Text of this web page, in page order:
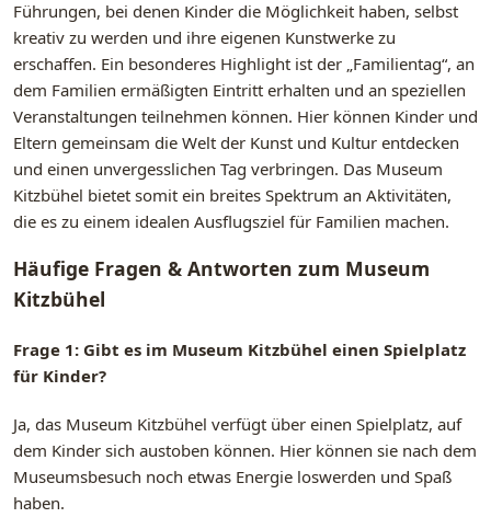
Führungen, bei denen Kinder die Möglichkeit haben, selbst
kreativ zu werden und ihre eigenen Kunstwerke zu
erschaffen. Ein besonderes Highlight ist der „Familientag“, an
dem Familien ermäßigten Eintritt erhalten und an speziellen
Veranstaltungen teilnehmen können. Hier können Kinder und
Eltern gemeinsam die Welt der Kunst und Kultur entdecken
und einen unvergesslichen Tag verbringen. Das Museum
Kitzbühel bietet somit ein breites Spektrum an Aktivitäten,
die es zu einem idealen Ausflugsziel für Familien machen.
Häufige Fragen & Antworten zum Museum
Kitzbühel
Frage 1: Gibt es im Museum Kitzbühel einen Spielplatz
für Kinder?
Ja, das Museum Kitzbühel verfügt über einen Spielplatz, auf
dem Kinder sich austoben können. Hier können sie nach dem
Museumsbesuch noch etwas Energie loswerden und Spaß
haben.